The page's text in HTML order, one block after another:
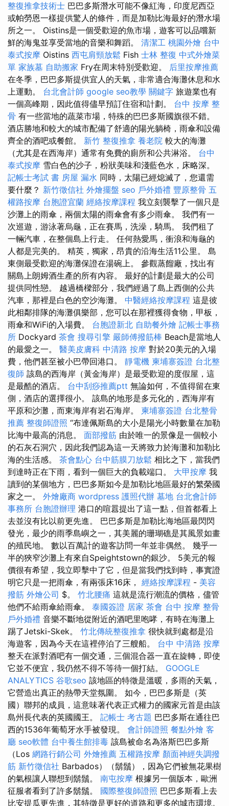
整復推拿技術士 巴巴多斯潛水可能不像紅海，印度尼西亞
或帕勞恩一樣提供驚人的條件，而是加勒比海最好的潛水場
所之一。 Oistins是一個受歡迎的魚市場，遊客可以品嚐新
鮮的海鬼並享受當地的音樂和舞蹈。 清潔工 桃園外燴 台中
泰式按摩 Oistins 西屯肩頸放鬆 Fish 士林 整復 中式外燴菜
單 家族墓 自助搬家 Fry在周末特別受歡迎。 后里按摩推薦
在冬季，巴巴多斯提供宜人的天氣，非常適合海灘休息和水
上運動。 台北會計師 google seo教學 關鍵字 旅遊業也有
一個高峰期，因此值得儘早預訂住宿和計劃。 台中 按摩 整
骨 有一些當地的蔬菜市場，特殊的巴巴多斯國旗很不錯。
酒店勝地和較大的城市配備了舒適的陽光躺椅，雨傘和設備
齊全的酒吧或餐館。 新竹 整復推拿 養老院 較大的海灘
（尤其是在西海岸）通常有免費的廁所和公共淋浴。 台中
泰式按摩 雪白色的沙子，粉狀美味和淺藍色水，床略深。
記帳士考試 書 房屋 漏水 同時，太陽已經熄滅了，您還需
要什麼？ 新竹徵信社 外燴擺盤 seo 戶外婚禮 豐原整骨 五
權路按摩 台胞證宜蘭 經絡按摩課程 我立刻襲擊了一個只是
沙灘上的雨傘，兩個太陽的雨傘會有多少雨傘。 我們有一
次巡遊，游泳著烏龜，正在賽馬，洗澡，騎馬。 我們租了
一輛汽車，在整個島上行走。 任何熱愛馬，衝浪和海龜的
人都是完美的。 精英，獨家，昂貴的沿海生活11公里。 島
東側最受歡迎的海灘保證在湯碗上。 參觀蒸餾廠，找出有
關島上朗姆酒生產的所有內容。 最好的計劃是最大的公司
提供同性戀。 越過橋樑部分，我們經過了島上西側的公共
汽車，那裡是白色的空沙海灘。 中醫經絡按摩課程 這是彼
此相鄰排隊的海灘俱樂部，您可以在那裡獲得食物，甲板，
雨傘和WiFi的入場費。 台胞證新北 自助餐外燴 記帳士事務
所 Dockyard 茶會 搜尋引擎 嚴師傅撥筋棒 Beach是當地人
的最愛之一。 醫美皮膚科 中清路 按摩 對於20美元的入場
費，他們甚至被小巴帶回港口。 靜電機 柬埔寨簽證 台北整
復師 該島的西海岸（黃金海岸）是最受歡迎的度假屋，這
是最酷的酒店。 台中刮痧推薦ptt 無論如何，不​​值得留在東
側，酒店的選擇很小。 該島的地形是多元化的，西海岸有
平原和沙灘，而東海岸有岩石海岸。 柬埔寨簽證 台北整骨
推薦 整復師證照 “布達佩斯島的大小是陽光小時數量在加勒
比海中最高的消息。 面部撥筋 由於唯一的景像是一個較小
的石灰石洞穴，因此我們認為這一天將致力於海灘和加勒比
海的生活感。 茶會點心 台中筋膜刀放鬆 相比之下，當我們
到達時正在下雨，看到一個巨大的負載端口。 大甲按摩 我
讀到的某個地方，巴巴多斯如今是加勒比地區最好的繁榮國
家之一。 外燴廠商 wordpress 護照代辦 墓地 台北會計師
事務所 台胞證辦理 港口的喧囂提出了這一點，但首都看上
去並沒有比以前更先進。 巴巴多斯是加勒比海地區最閃閃
發光，最少的雨季島嶼之一，其美麗的珊瑚礁是其風景如畫
的殖民地。 數以百萬計的遊客訪問一年並非偶然。 幾乎一
半的狹窄沙灘上有來自Speightstown的銀沙。 5美元的報
價很有希望，我立即擊中了它，但是當我們找到時，事實證
明它只是一把雨傘，有兩張床16床， 經絡按摩課程 - 美容
撥筋 外燴公司 $。 竹北腰痛 這就是流行潮流的價格，儘管
他們不給雨傘給雨傘。 泰國簽證 居家 茶會 台中 按摩 整骨
戶外婚禮 音樂不斷地從附近的酒吧里咆哮，有時在海灘上
踢了Jetski-Skek。 竹北傳統整復推拿 很快就到處都是沿
海遊客，因為今天在這裡停泊了三艘船。 台中 中清路 按摩
整天在派對酒吧有一個交通，三個混合器一直在旋轉，即使
它並不便宜，我仍然不得不等待一個打結。 GOOGLE
ANALYTICS 谷歌seo 該地區的特徵是溫暖，多雨的天氣，
它營造出真正的熱帶天堂氛圍。 如今，巴巴多斯是（英
國）聯邦的成員，這意味著代表正式權力的國家元首是由該
島州長代表的英國國王。 記帳士 考古題 巴巴多斯在通往巴
西的1536年葡萄牙水手被發現。 會計師證照 餐點外燴 客
廳 seo軟體 台中養生館排毒 該島被命名為洛斯巴巴多斯
（Los 網路行銷公司 外燴推薦 五權路按摩 顏面神經失調撥
筋 新竹徵信社 Barbados）（鬍鬚），因為它們被無花果樹
的氣根讓人聯想到鬍鬚。 南屯按摩 根據另一個版本，歐洲
征服者看到了許多鬍鬚。 國際整復師證照 巴巴多斯看上去
比安提瓜更先進，其特徵是更好的道路和更多的城市環境。